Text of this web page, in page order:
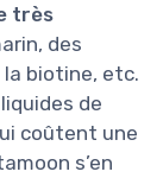
très
des
la biotine, etc.
de
coûtent une
s’en